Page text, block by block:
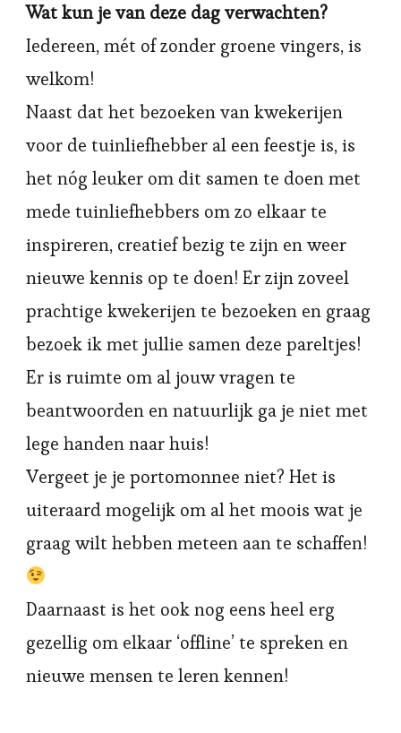
Wat kun je van deze dag verwachten?
Iedereen, mét of zonder groene vingers, is
welkom!
Naast dat het bezoeken van kwekerijen
voor de tuinliefhebber al een feestje is, is
het nóg leuker om dit samen te doen met
mede tuinliefhebbers om zo elkaar te
inspireren, creatief bezig te zijn en weer
nieuwe kennis op te doen! Er zijn zoveel
prachtige kwekerijen te bezoeken en graag
bezoek ik met jullie samen deze pareltjes!
Er is ruimte om al jouw vragen te
beantwoorden en natuurlijk ga je niet met
lege handen naar huis!
Vergeet je je portomonnee niet? Het is
uiteraard mogelijk om al het moois wat je
graag wilt hebben meteen aan te schaffen!
Daarnaast is het ook nog eens heel erg
gezellig om elkaar ‘offline’ te spreken en
nieuwe mensen te leren kennen!